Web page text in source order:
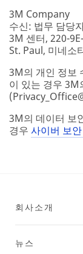
3M Company
수신: 법무 담당
3M 센터, 220-
St. Paul, 미네소
3M의 개인 정보
이 있는 경우 3M
3M의 데이터 보
경우 사이버 보
회사소개
뉴스